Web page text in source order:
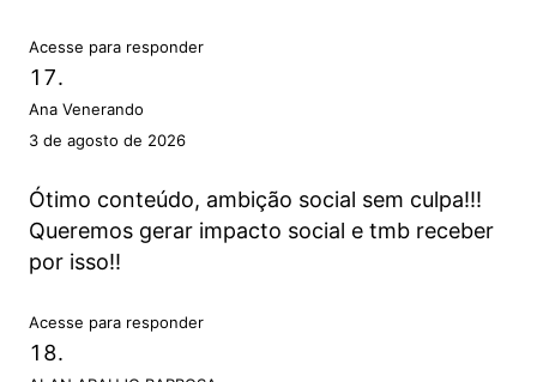
Acesse para responder
Ana Venerando
3 de agosto de 2026
Ótimo conteúdo, ambição social sem culpa!!!
Queremos gerar impacto social e tmb receber
por isso!!
Acesse para responder